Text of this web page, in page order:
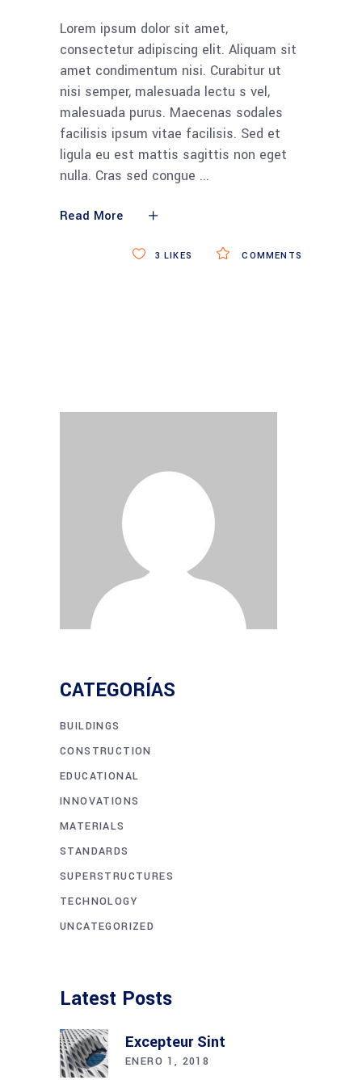
Lorem ipsum dolor sit amet,
consectetur adipiscing elit. Aliquam sit
amet condimentum nisi. Curabitur ut
nisi semper, malesuada lectu s vel,
malesuada purus. Maecenas sodales
facilisis ipsum vitae facilisis. Sed et
ligula eu est mattis sagittis non eget
nulla. Cras sed congue
Read More
COMMENTS
3 LIKES
CATEGORÍAS
BUILDINGS
CONSTRUCTION
EDUCATIONAL
INNOVATIONS
MATERIALS
STANDARDS
SUPERSTRUCTURES
TECHNOLOGY
UNCATEGORIZED
Latest Posts
Excepteur Sint
ENERO 1, 2018